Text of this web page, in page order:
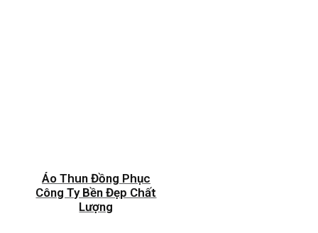
Áo Thun Đồng Phục
Công Ty Bền Đẹp Chất
Lượng